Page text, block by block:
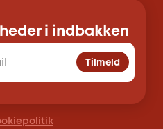
i indbakken
Tilmeld